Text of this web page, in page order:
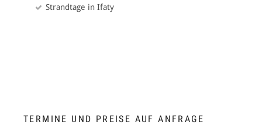
Strandtage in Ifaty
TERMINE UND PREISE AUF ANFRAGE